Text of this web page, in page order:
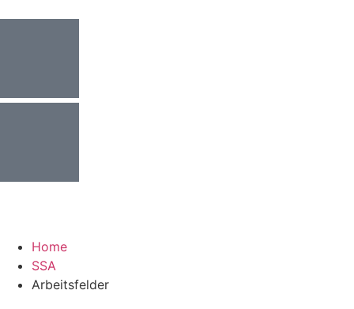
Home
SSA
Arbeitsfelder